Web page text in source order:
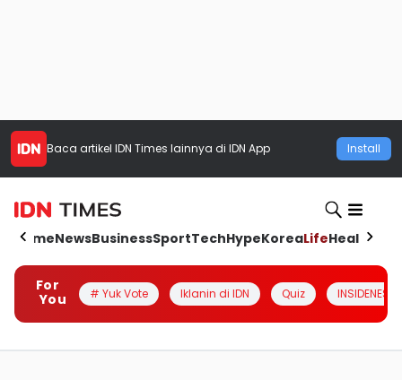
Baca artikel IDN Times lainnya di IDN App Install
HomeNewsBusinessSportTechHypeKoreaLifeHealth
For
You
# Yuk Vote Iklanin di IDN Quiz INSIDENESIA